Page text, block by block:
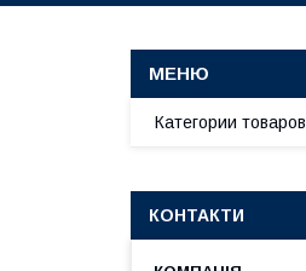
Категории товаров
КОНТАКТИ